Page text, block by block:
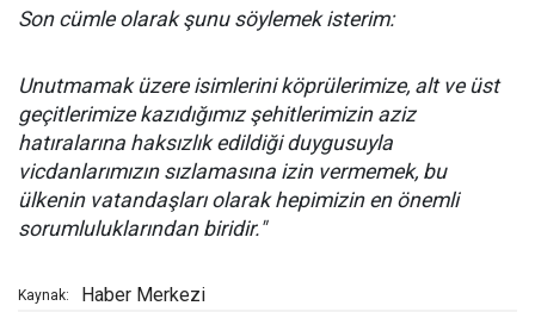
Son cümle olarak şunu söylemek isterim:
Unutmamak üzere isimlerini köprülerimize, alt ve üst
geçitlerimize kazıdığımız şehitlerimizin aziz
hatıralarına haksızlık edildiği duygusuyla
vicdanlarımızın sızlamasına izin vermemek, bu
ülkenin vatandaşları olarak hepimizin en önemli
sorumluluklarından biridir."
Kaynak: Haber Merkezi